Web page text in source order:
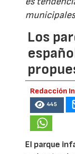
Los
Redacción
445
El parque